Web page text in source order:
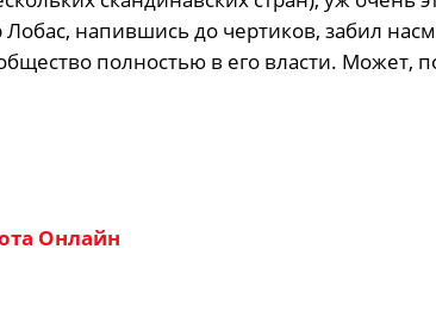
напившись до чертиков, забил
полностью в его власти. Может,
Онлайн